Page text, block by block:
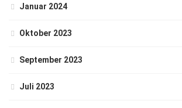
Januar 2024
Oktober 2023
September 2023
Juli 2023